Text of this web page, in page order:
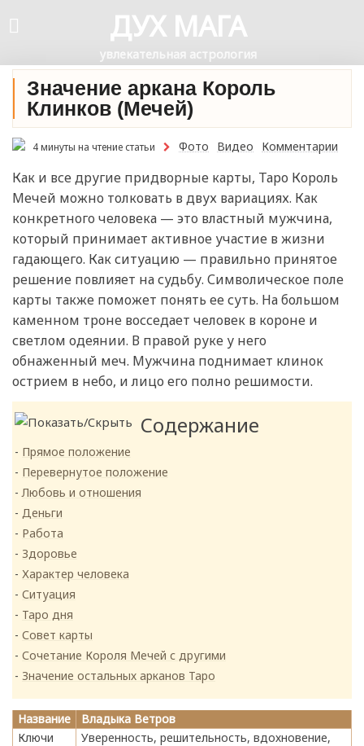
ДУХ МАГА
увлекательная астрология
Значение аркана Король
Клинков (Мечей)
4 минуты на чтение статьи Фото Видео Комментарии
Как и все другие придворные карты, Таро Король
Мечей можно толковать в двух вариациях. Как
конкретного человека — это властный мужчина,
который принимает активное участие в жизни
гадающего. Как ситуацию — правильно принятое
решение повлияет на судьбу. Символическое поле
карты также поможет понять ее суть. На большом
каменном троне восседает человек в короне и
светлом одеянии. В правой руке у него
обнаженный меч. Мужчина поднимает клинок
острием в небо, и лицо его полно решимости.
Содержание
Прямое положение
Перевернутое положение
Любовь и отношения
Деньги
Работа
Здоровье
Характер человека
Ситуация
Таро дня
Совет карты
Сочетание Короля Мечей с другими
Значение остальных арканов Таро
Название
Владыка Ветров
Ключи
Уверенность, решительность, вдохновение,